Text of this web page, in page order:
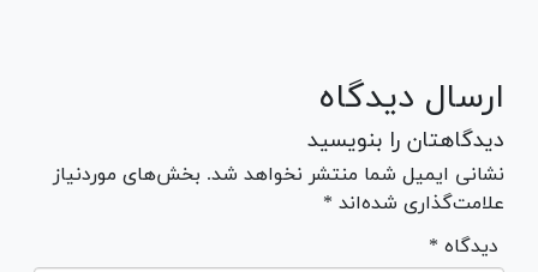
ارسال دیدگاه
دیدگاهتان را بنویسید
نشانی ایمیل شما منتشر نخواهد شد. بخش‌های موردنیاز
علامت‌گذاری شده‌اند *
* دیدگاه